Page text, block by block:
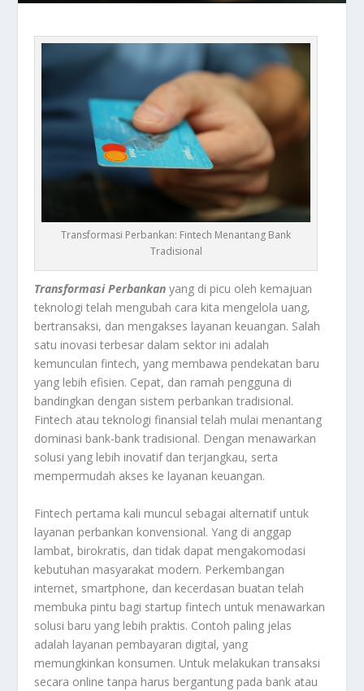
Transformasi Perbankan: Fintech Menantang Bank
Tradisional
Transformasi Perbankan yang di picu oleh kemajuan
teknologi telah mengubah cara kita mengelola uang,
bertransaksi, dan mengakses layanan keuangan. Salah
satu inovasi terbesar dalam sektor ini adalah
kemunculan fintech, yang membawa pendekatan baru
yang lebih efisien. Cepat, dan ramah pengguna di
bandingkan dengan sistem perbankan tradisional.
Fintech atau teknologi finansial telah mulai menantang
dominasi bank-bank tradisional. Dengan menawarkan
solusi yang lebih inovatif dan terjangkau, serta
mempermudah akses ke layanan keuangan.
Fintech pertama kali muncul sebagai alternatif untuk
layanan perbankan konvensional. Yang di anggap
lambat, birokratis, dan tidak dapat mengakomodasi
kebutuhan masyarakat modern. Perkembangan
internet, smartphone, dan kecerdasan buatan telah
membuka pintu bagi startup fintech untuk menawarkan
solusi baru yang lebih praktis. Contoh paling jelas
adalah layanan pembayaran digital, yang
memungkinkan konsumen. Untuk melakukan transaksi
secara online tanpa harus bergantung pada bank atau